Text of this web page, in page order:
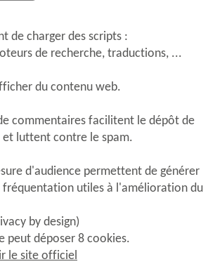
de charger des scripts :
de recherche, traductions, ...
du contenu web.
commentaires facilitent le dépôt de
luttent contre le spam.
d'audience permettent de générer
fréquentation utiles à l'amélioration du
by design)
peut déposer 8 cookies.
le site officiel